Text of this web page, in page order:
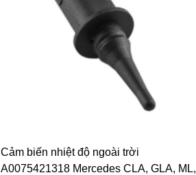
Cảm biến nhiệt độ ngoài trời
A0075421318 Mercedes CLA, GLA, ML,